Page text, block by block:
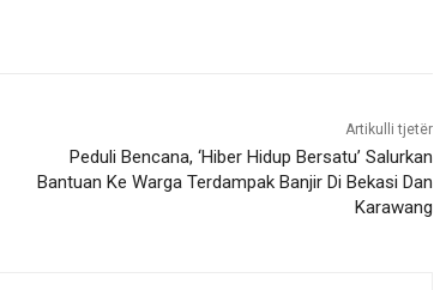
Artikulli tjetër
Peduli Bencana, ‘Hiber Hidup Bersatu’ Salurkan
Bantuan Ke Warga Terdampak Banjir Di Bekasi Dan
Karawang